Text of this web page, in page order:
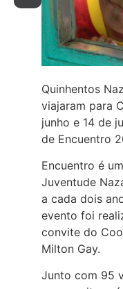
Quinhentos
viajaram para
junho e 14 de
de Encuentro
Encuentro é
Juventude
a cada dois
evento foi
convite do
Milton Gay.
Junto com 95